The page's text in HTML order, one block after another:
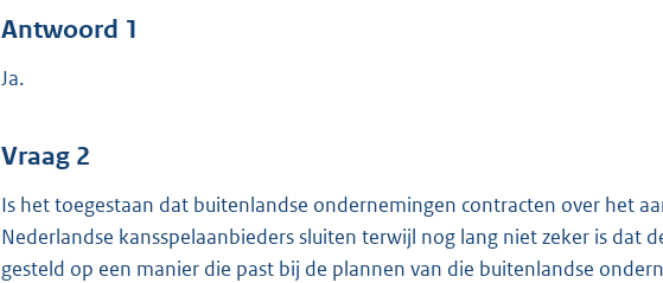
Antwoord 1
Ja.
Vraag 2
Is het toegestaan dat buitenlandse ondernemingen contracten over het
Nederlandse kansspelaanbieders sluiten terwijl nog lang niet zeker is dat
gesteld op een manier die past bij de plannen van die buitenlandse